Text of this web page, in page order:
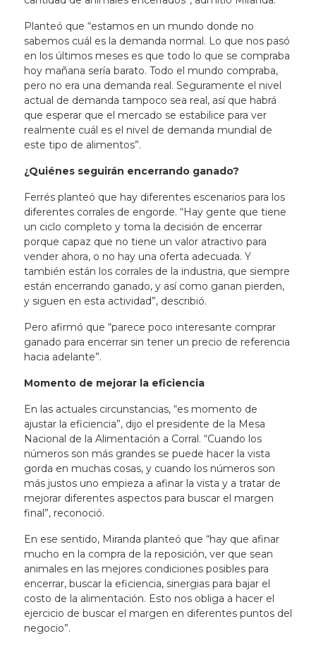
Planteó que “estamos en un mundo donde no
sabemos cuál es la demanda normal. Lo que nos pasó
en los últimos meses es que todo lo que se compraba
hoy mañana sería barato. Todo el mundo compraba,
pero no era una demanda real. Seguramente el nivel
actual de demanda tampoco sea real, así que habrá
que esperar que el mercado se estabilice para ver
realmente cuál es el nivel de demanda mundial de
este tipo de alimentos”.
¿Quiénes seguirán encerrando ganado?
Ferrés planteó que hay diferentes escenarios para los
diferentes corrales de engorde. “Hay gente que tiene
un ciclo completo y toma la decisión de encerrar
porque capaz que no tiene un valor atractivo para
vender ahora, o no hay una oferta adecuada. Y
también están los corrales de la industria, que siempre
están encerrando ganado, y así como ganan pierden,
y siguen en esta actividad”, describió.
Pero afirmó que “parece poco interesante comprar
ganado para encerrar sin tener un precio de referencia
hacia adelante”.
Momento de mejorar la eficiencia
En las actuales circunstancias, “es momento de
ajustar la eficiencia”, dijo el presidente de la Mesa
Nacional de la Alimentación a Corral. “Cuando los
números son más grandes se puede hacer la vista
gorda en muchas cosas, y cuando los números son
más justos uno empieza a afinar la vista y a tratar de
mejorar diferentes aspectos para buscar el margen
final”, reconoció.
En ese sentido, Miranda planteó que “hay que afinar
mucho en la compra de la reposición, ver que sean
animales en las mejores condiciones posibles para
encerrar, buscar la eficiencia, sinergias para bajar el
costo de la alimentación. Esto nos obliga a hacer el
ejercicio de buscar el margen en diferentes puntos del
negocio”.